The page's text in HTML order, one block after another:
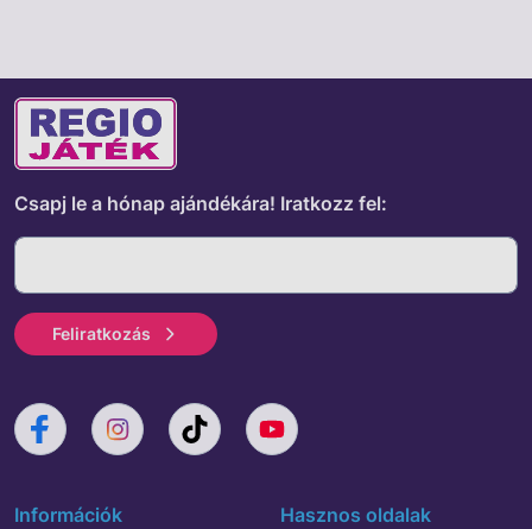
Csapj le a hónap ajándékára! Iratkozz fel:
Feliratkozás
Információk
Hasznos oldalak